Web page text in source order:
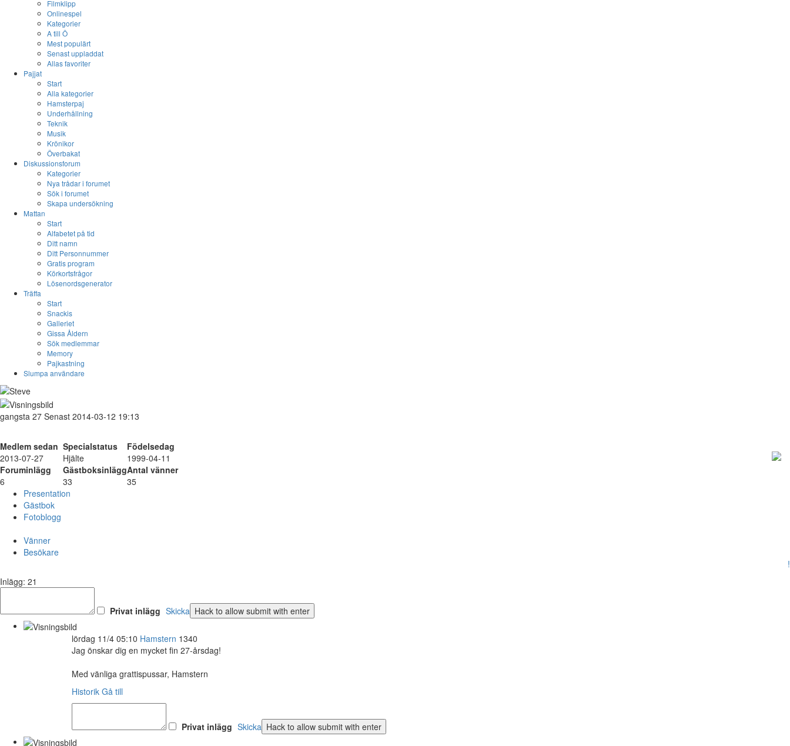
Filmklipp
Onlinespel
Kategorier
A till Ö
Mest populärt
Senast uppladdat
Allas favoriter
Pajjat
Start
Alla kategorier
Hamsterpaj
Underhållning
Teknik
Musik
Krönikor
Överbakat
Diskussionsforum
Kategorier
Nya trådar i forumet
Sök i forumet
Skapa undersökning
Mattan
Start
Alfabetet på tid
Ditt namn
Ditt Personnummer
Gratis program
Körkortsfrågor
Lösenordsgenerator
Träffa
Start
Snackis
Galleriet
Gissa Åldern
Sök medlemmar
Memory
Pajkastning
Slumpa användare
gangsta 27 Senast 2014-03-12 19:13
Medlem sedan Specialstatus
Födelsedag
2013-07-27
Hjälte
1999-04-11
Foruminlägg
GästboksinläggAntal vänner
6
33
35
Presentation
Gästbok
Fotoblogg
Vänner
Besökare
!
Inlägg: 21
Privat inlägg Skicka
lördag 11/4 05:10 Hamstern 1340
Jag önskar dig en mycket fin 27-årsdag!
Med vänliga grattispussar, Hamstern
Historik Gå till
Privat inlägg Skicka